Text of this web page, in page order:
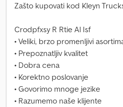
Zašto kupovati kod Kleyn
Crodpfxsy R Rtie Al Isf
• Veliki, brzo promenljivi
• Prepoznatljiv kvalitet
• Dobra cena
• Korektno poslovanje
• Govorimo mnoge jezike
• Razumemo naše klijente